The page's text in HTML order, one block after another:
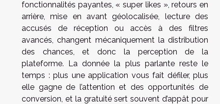
fonctionnalités payantes, « super likes », retours en
arrière, mise en avant géolocalisée, lecture des
accusés de réception ou accès à des filtres
avancés, changent mécaniquement la distribution
des chances, et donc la perception de la
plateforme. La donnée la plus parlante reste le
temps : plus une application vous fait défiler, plus
elle gagne de l’attention et des opportunités de
conversion, et la gratuité sert souvent d’appât pour